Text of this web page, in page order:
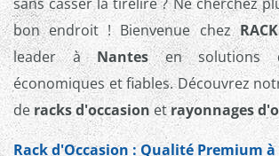
bon endroit ! Bienvenue chez
leader àNantesen solutions
économiques et fiables. Découvrez
deracks d'occasion etrayonnages
Rack d'Occasion : Qualité Premium